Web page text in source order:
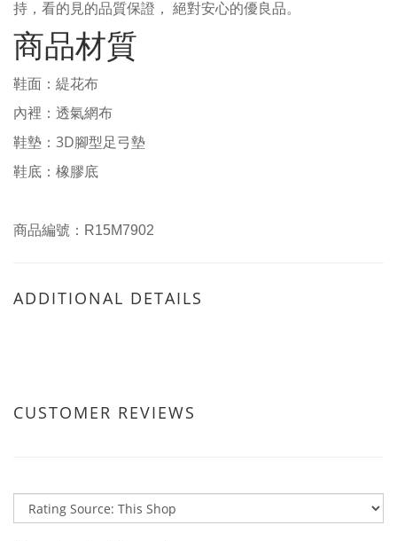
持，看的見的品質保證， 絕對安心的優良品。
商品材質
鞋面：緹花布
內裡：透氣網布
鞋墊： 3D腳型足弓墊
鞋底：橡膠底
商品編號： R15M7902
ADDITIONAL DETAILS
CUSTOMER REVIEWS